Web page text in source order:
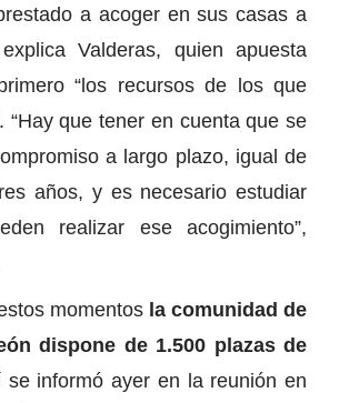
a acoger en sus casas a
explica Valderas, quien apuesta
“los recursos de los que
“Hay que tener en cuenta que se
a largo plazo, igual de
años, y es necesario estudiar
realizar ese acogimiento”,
momentos la comunidad de
dispone de 1.500 plazas de
se informó ayer en la reunión en